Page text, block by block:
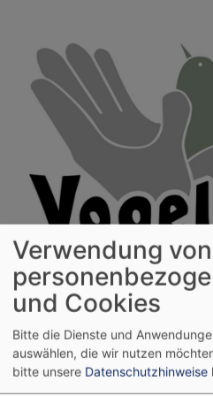
Evangelische
Vogelnest
Verwendung von
und Cookies
Bitte die Dienste und
auswählen, die wir nutzen
bitte unsere Datenschutzhinweise